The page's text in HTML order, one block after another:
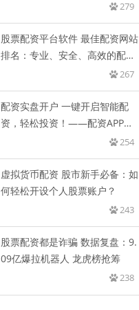
279
股票配资平台软件 最佳配资网站
排名：专业、安全、高效的配资
267
配资实盘开户 一键开启智能配
资，轻松投资！——配资APP下
254
虚拟货币配资 股市新手必备：如
何轻松开设个人股票账户？
243
股票配资都是诈骗 数据复盘：9.
09亿爆拉机器人 龙虎榜抢筹
238